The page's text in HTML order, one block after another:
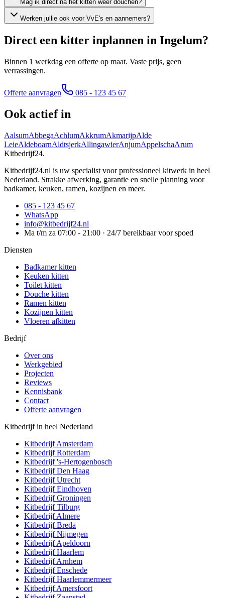
Mag ik direct na het kitten weer douchen?
Werken jullie ook voor VvE's en aannemers?
Direct een kitter inplannen in Ingelum?
Binnen 1 werkdag een offerte op maat. Vaste prijs, geen
verrassingen.
Offerte aanvragen 085 - 123 45 67
Ook actief in
AalsumAbbegaAchlumAkkrumAkmarijpAlde
LeieAldeboarnAldtsjerkAllingawierAnjumAppelschaArum
Kitbedrijf24.
Kitbedrijf24.nl is uw specialist voor professioneel kitwerk in heel
Nederland. Strakke afwerking, garantie en snelle planning voor
badkamer, keuken, ramen, kozijnen en meer.
085 - 123 45 67
WhatsApp
info@kitbedrijf24.nl
Ma t/m za 07:00 - 21:00 · 24/7 bereikbaar voor spoed
Diensten
Badkamer kitten
Keuken kitten
Toilet kitten
Douche kitten
Ramen kitten
Kozijnen kitten
Vloeren afkitten
Bedrijf
Over ons
Werkgebied
Projecten
Reviews
Kennisbank
Contact
Offerte aanvragen
Kitbedrijf in heel Nederland
KitbedrijfAmsterdam
KitbedrijfRotterdam
Kitbedrijf's-Hertogenbosch
KitbedrijfDen Haag
KitbedrijfUtrecht
KitbedrijfEindhoven
KitbedrijfGroningen
KitbedrijfTilburg
KitbedrijfAlmere
KitbedrijfBreda
KitbedrijfNijmegen
KitbedrijfApeldoorn
KitbedrijfHaarlem
KitbedrijfArnhem
KitbedrijfEnschede
KitbedrijfHaarlemmermeer
KitbedrijfAmersfoort